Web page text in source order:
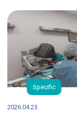
Specific
2026.04.23.